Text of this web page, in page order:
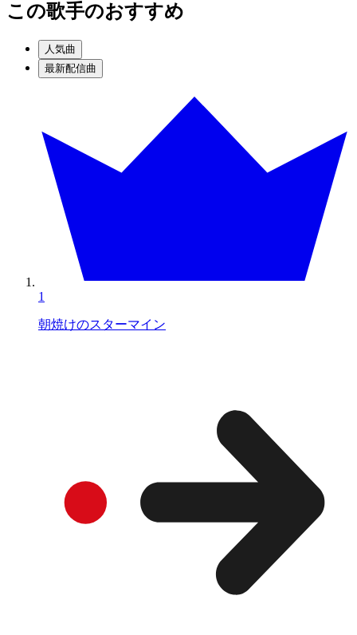
この歌手のおすすめ
人気曲
最新配信曲
1
朝焼けのスターマイン